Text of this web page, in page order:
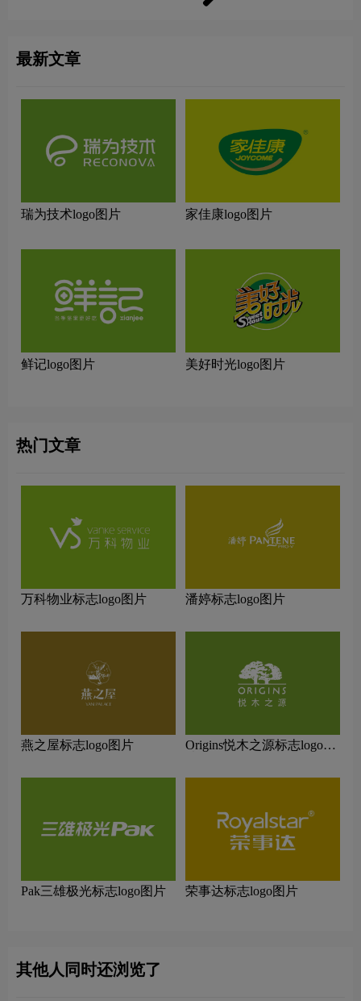
最新文章
瑞为技术logo图片 家佳康logo图片
鲜记logo图片 美好时光logo图片
热门文章
万科物业标志logo图片 潘婷标志logo图片
燕之屋标志logo图片
Origins悦木之源标志logo图
Pak三雄极光标志logo图片 荣事达标志logo图片
其他人同时还浏览了